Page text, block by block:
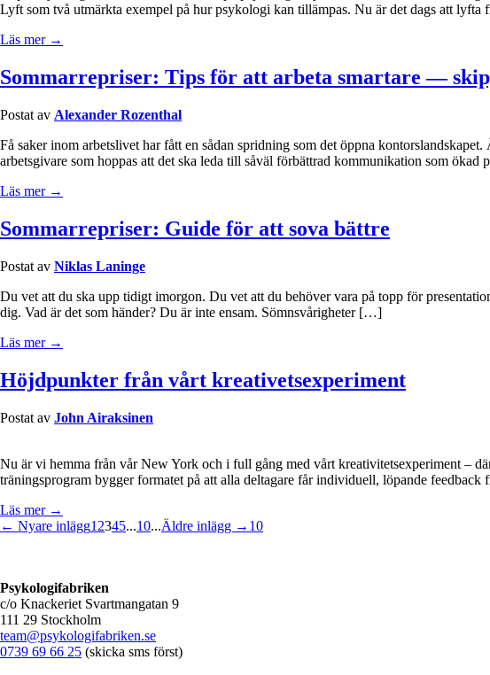
Lyft som två utmärkta exempel på hur psykologi kan tillämpas. Nu är det dags att
Läs mer →
Sommarrepriser: Tips för att arbeta smartare —
Postat av Alexander Rozenthal
Få saker inom arbetslivet har fått en sådan spridning som det öppna
arbetsgivare som hoppas att det ska leda till såväl förbättrad kommunikation som
Läs mer →
Sommarrepriser: Guide för att sova bättre
Postat av Niklas Laninge
Du vet att du ska upp tidigt imorgon. Du vet att du behöver vara på topp för
dig. Vad är det som händer? Du är inte ensam. Sömnsvårigheter […]
Läs mer →
Höjdpunkter från vårt kreativetsexperiment
Postat av John Airaksinen
Nu är vi hemma från vår New York och i full gång med vårt kreativitetsexperiment –
träningsprogram bygger formatet på att alla deltagare får individuell, löpande
Läs mer →
← Nyare inlägg1 2345...10...Äldre inlägg → 10
Psykologifabriken
c/o Knackeriet Svartmangatan 9
111 29 Stockholm
team@psykologifabriken.se
0739 69 66 25 (skicka sms först)